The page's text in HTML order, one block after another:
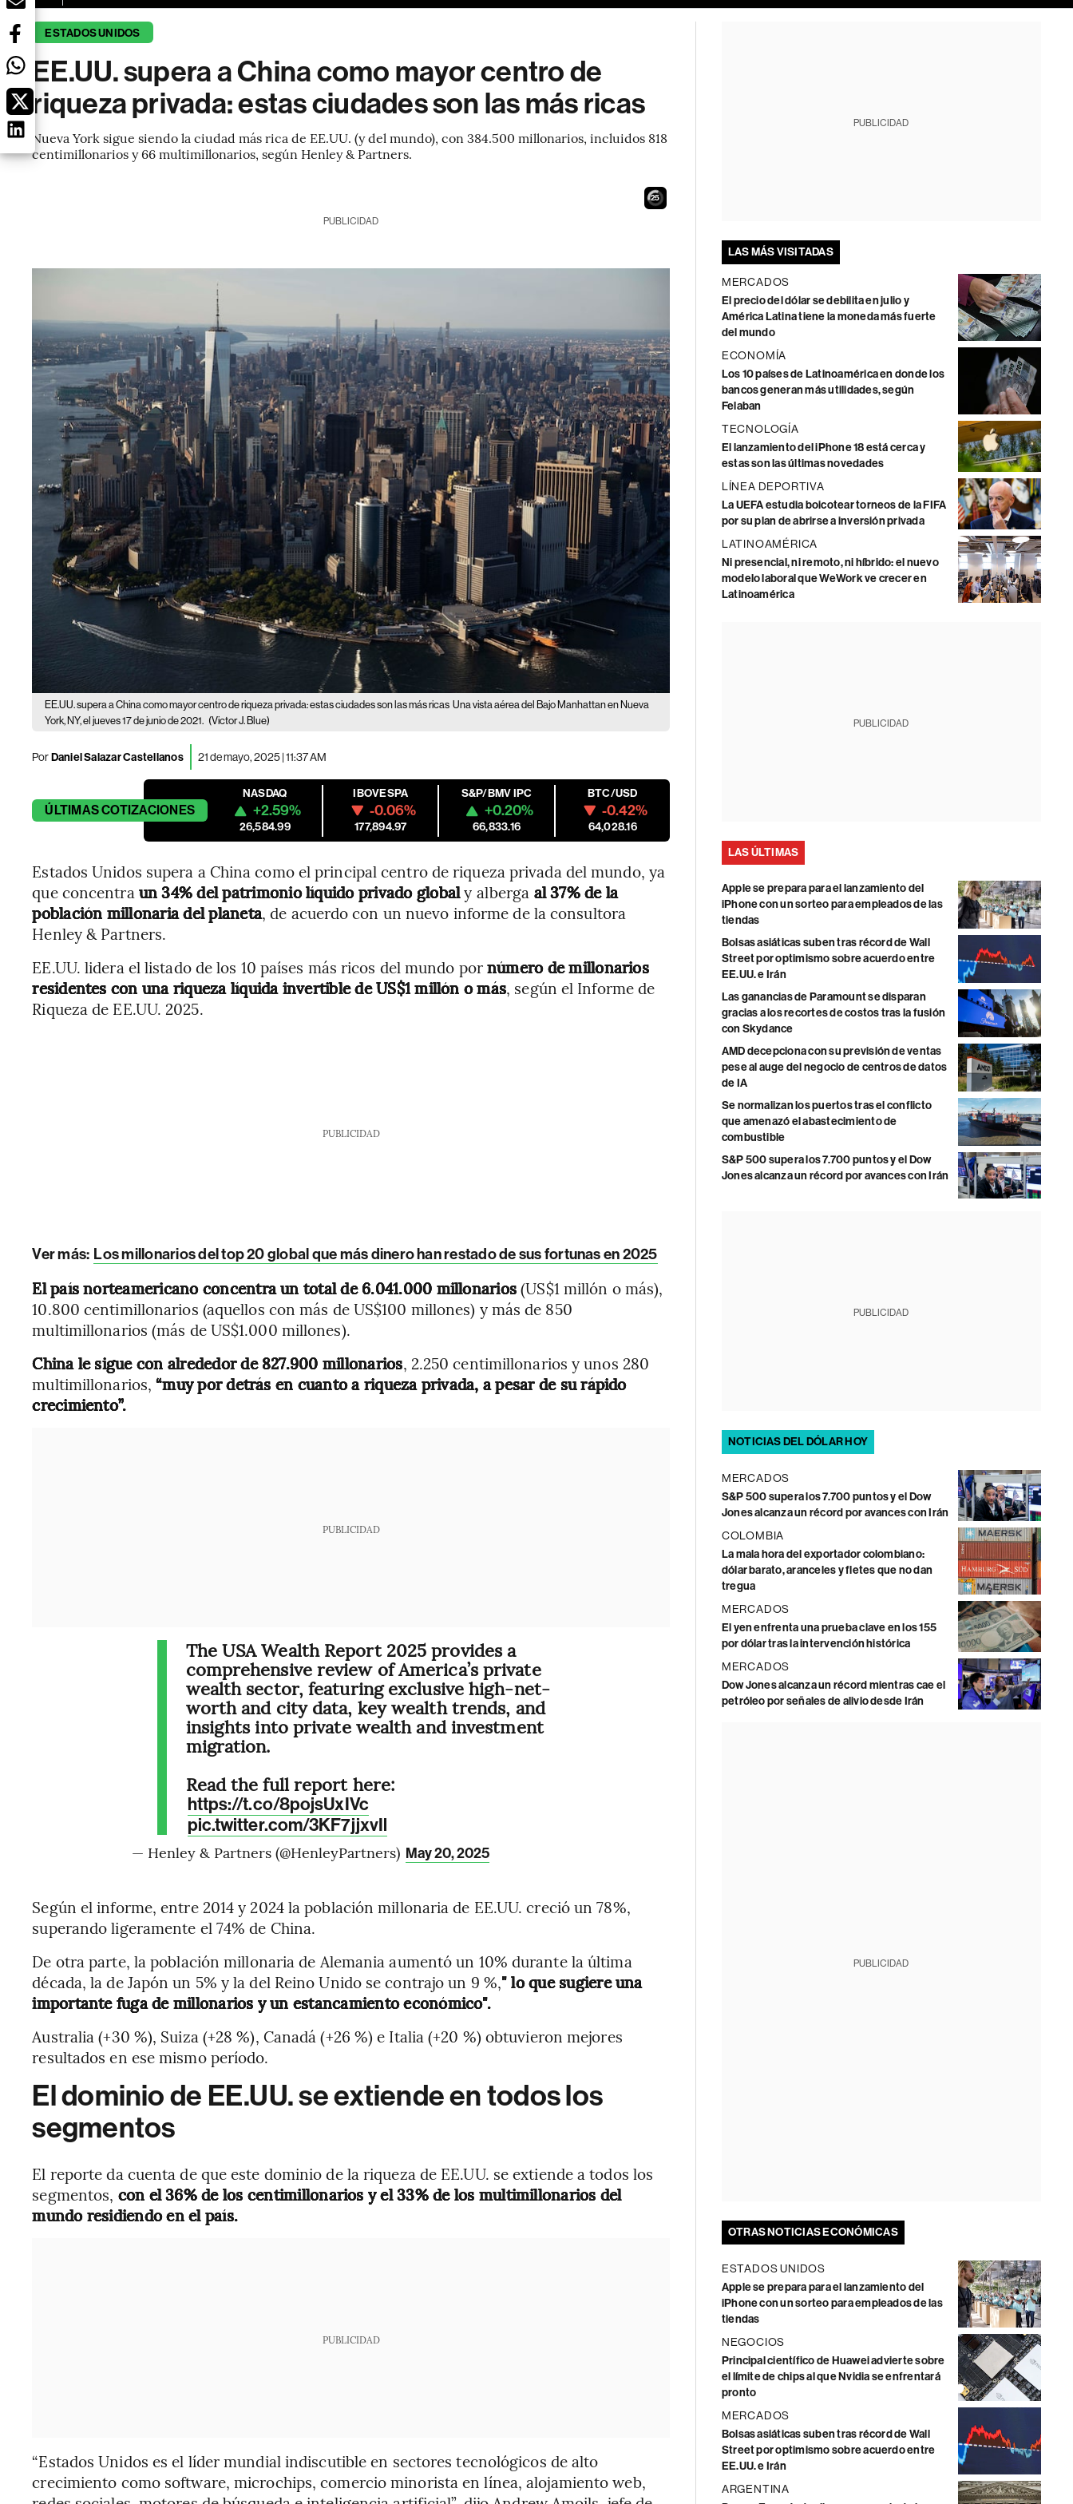
ESTADOS UNIDOS
EE.UU. supera a China como mayor centro de
riqueza privada: estas ciudades son las más ricas
Nueva York sigue siendo la ciudad más rica de EE.UU. (y del mundo), con 384.500 millonarios, incluidos 818
centimillonarios y 66 multimillonarios, según Henley & Partners.
23
PUBLICIDAD
EE.UU. supera a China como mayor centro de riqueza privada: estas ciudades son las más ricas Una vista aérea del Bajo Manhattan en Nueva
York, NY, el jueves 17 de junio de 2021. (Victor J. Blue)
PorDaniel Salazar Castellanos 21 de mayo, 2025 | 11:37 AM
ÚLTIMASCOTIZACIONES
NASDAQ
+2.59%
26,584.99
IBOVESPA
-0.06%
177,894.97
S&P/BMV IPC
+0.20%
66,833.16
BTC/USD
-0.42%
64,028.16
Estados Unidos supera a China como el principal centro de riqueza privada del mundo, ya
que concentra un 34% del patrimonio líquido privado globaly alberga al 37% de la
población millonaria del planeta, de acuerdo con un nuevo informe de la consultora
Henley & Partners.
EE.UU. lidera el listado de los 10 países más ricos del mundo pornúmero de millonarios
residentes con una riqueza líquida invertible de US$1 millón o más, según el Informe de
Riqueza de EE.UU. 2025.
PUBLICIDAD
Ver más: Los millonarios del top 20 global que más dinero han restado de sus fortunas en 2025
El país norteamericano concentra un total de 6.041.000 millonarios(US$1 millón o más),
10.800 centimillonarios (aquellos con más de US$100 millones) y más de 850
multimillonarios (más de US$1.000 millones).
China le sigue con alrededor de 827.900 millonarios, 2.250 centimillonarios y unos 280
multimillonarios,“muy por detrás en cuanto a riqueza privada, a pesar de su rápido
crecimiento”.
PUBLICIDAD
The USA Wealth Report 2025 provides a
comprehensive review of America’s private
wealth sector, featuring exclusive high-net-
worth and city data, key wealth trends, and
insights into private wealth and investment
migration.
Read the full report here:
https://t.co/8pojsUxIVc
pic.twitter.com/3KF7jjxvIl
— Henley & Partners (@HenleyPartners) May 20, 2025
Según el informe, entre 2014 y 2024 la población millonaria de EE.UU. creció un 78%,
superando ligeramente el 74% de China.
De otra parte, la población millonaria de Alemania aumentó un 10% durante la última
década, la de Japón un 5% y la del Reino Unido se contrajo un 9 %," lo que sugiere una
importante fuga de millonarios y un estancamiento económico".
Australia (+30 %), Suiza (+28 %), Canadá (+26 %) e Italia (+20 %) obtuvieron mejores
resultados en ese mismo período.
El dominio de EE.UU. se extiende en todos los
segmentos
El reporte da cuenta de que este dominio de la riqueza de EE.UU. se extiende a todos los
segmentos, con el 36% de los centimillonarios y el 33% de los multimillonarios del
mundo residiendo en el país.
PUBLICIDAD
“Estados Unidos es el líder mundial indiscutible en sectores tecnológicos de alto
crecimiento como software, microchips, comercio minorista en línea, alojamiento web,
PUBLICIDAD
LAS MÁS VISITADAS
MERCADOS
El precio del dólar se debilita en julio y
América Latina tiene la moneda más fuerte
del mundo
ECONOMÍA
Los 10 países de Latinoamérica en donde los
bancos generan más utilidades, según
Felaban
TECNOLOGÍA
El lanzamiento del iPhone 18 está cerca y
estas son las últimas novedades
LÍNEA DEPORTIVA
La UEFA estudia boicotear torneos de la FIFA
por su plan de abrirse a inversión privada
LATINOAMÉRICA
Ni presencial, ni remoto, ni híbrido: el nuevo
modelo laboral que WeWork ve crecer en
Latinoamérica
PUBLICIDAD
LAS ÚLTIMAS
Apple se prepara para el lanzamiento del
iPhone con un sorteo para empleados de las
tiendas
Bolsas asiáticas suben tras récord de Wall
Street por optimismo sobre acuerdo entre
EE.UU. e Irán
Las ganancias de Paramount se disparan
gracias a los recortes de costos tras la fusión
con Skydance
AMD decepciona con su previsión de ventas
pese al auge del negocio de centros de datos
de IA
Se normalizan los puertos tras el conflicto
que amenazó el abastecimiento de
combustible
S&P 500 supera los 7.700 puntos y el Dow
Jones alcanza un récord por avances con Irán
PUBLICIDAD
NOTICIAS DEL DÓLAR HOY
MERCADOS
S&P 500 supera los 7.700 puntos y el Dow
Jones alcanza un récord por avances con Irán
COLOMBIA
La mala hora del exportador colombiano:
dólar barato, aranceles y fletes que no dan
tregua
MERCADOS
El yen enfrenta una prueba clave en los 155
por dólar tras la intervención histórica
MERCADOS
Dow Jones alcanza un récord mientras cae el
petróleo por señales de alivio desde Irán
PUBLICIDAD
OTRAS NOTICIAS ECONÓMICAS
ESTADOS UNIDOS
Apple se prepara para el lanzamiento del
iPhone con un sorteo para empleados de las
tiendas
NEGOCIOS
Principal científico de Huawei advierte sobre
el límite de chips al que Nvidia se enfrentará
pronto
MERCADOS
Bolsas asiáticas suben tras récord de Wall
Street por optimismo sobre acuerdo entre
EE.UU. e Irán
ARGENTINA